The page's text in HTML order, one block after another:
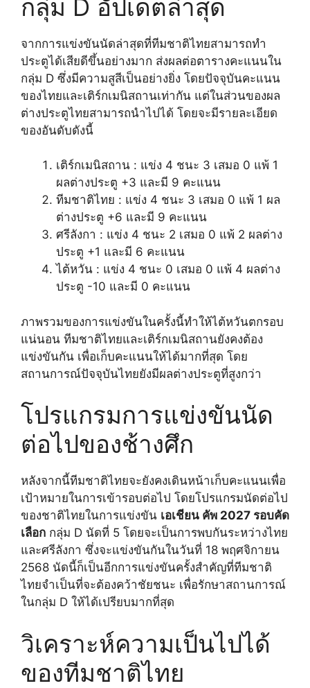
กลุ่ม D อัปเดตล่าสุด
จากการแข่งขันนัดล่าสุดที่ทีมชาติไทยสามารถทำ
ประตูได้เสียดีขึ้นอย่างมาก ส่งผลต่อตารางคะแนนใน
กลุ่ม D ซึ่งมีความสูสีเป็นอย่างยิ่ง โดยปัจจุบันคะแนน
ของไทยและเติร์กเมนิสถานเท่ากัน แต่ในส่วนของผล
ต่างประตูไทยสามารถนำไปได้ โดยจะมีรายละเอียด
ของอันดับดังนี้
เติร์กเมนิสถาน : แข่ง 4 ชนะ 3 เสมอ 0 แพ้ 1
ผลต่างประตู +3 และมี 9 คะแนน
ทีมชาติไทย : แข่ง 4 ชนะ 3 เสมอ 0 แพ้ 1 ผล
ต่างประตู +6 และมี 9 คะแนน
ศรีลังกา : แข่ง 4 ชนะ 2 เสมอ 0 แพ้ 2 ผลต่าง
ประตู +1 และมี 6 คะแนน
ไต้หวัน : แข่ง 4 ชนะ 0 เสมอ 0 แพ้ 4 ผลต่าง
ประตู -10 และมี 0 คะแนน
ภาพรวมของการแข่งขันในครั้งนี้ทำให้ไต้หวันตกรอบ
แน่นอน ทีมชาติไทยและเติร์กเมนิสถานยังคงต้อง
แข่งขันกัน เพื่อเก็บคะแนนให้ได้มากที่สุด โดย
สถานการณ์ปัจจุบันไทยยังมีผลต่างประตูที่สูงกว่า
โปรแกรมการแข่งขันนัด
ต่อไปของช้างศึก
หลังจากนี้ทีมชาติไทยจะยังคงเดินหน้าเก็บคะแนนเพื่อ
เป้าหมายในการเข้ารอบต่อไป โดยโปรแกรมนัดต่อไป
ของชาติไทยในการแข่งขัน เอเชียน คัพ 2027 รอบคัด
เลือก กลุ่ม D นัดที่ 5 โดยจะเป็นการพบกันระหว่างไทย
และศรีลังกา ซึ่งจะแข่งขันกันในวันที่ 18 พฤศจิกายน
2568 นัดนี้ก็เป็นอีกการแข่งขันครั้งสำคัญที่ทีมชาติ
ไทยจำเป็นที่จะต้องคว้าชัยชนะ เพื่อรักษาสถานการณ์
ในกลุ่ม D ให้ได้เปรียบมากที่สุด
วิเคราะห์ความเป็นไปได้
ของทีมชาติไทย